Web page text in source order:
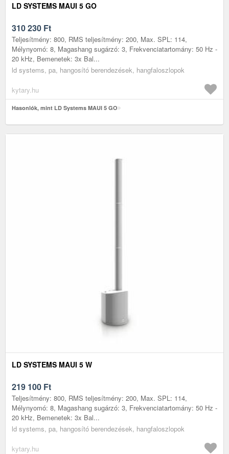
LD SYSTEMS MAUI 5 GO
310 230 Ft
Teljesítmény: 800, RMS teljesítmény: 200, Max. SPL: 114,
Mélynyomó: 8, Magashang sugárzó: 3, Frekvenciatartomány: 50 Hz -
20 kHz, Bemenetek: 3x Bal...
ld systems, pa, hangosító berendezések, hangfaloszlopok
kytary.hu
Hasonlók, mint LD Systems MAUI 5 GO
LD SYSTEMS MAUI 5 W
219 100 Ft
Teljesítmény: 800, RMS teljesítmény: 200, Max. SPL: 114,
Mélynyomó: 8, Magashang sugárzó: 3, Frekvenciatartomány: 50 Hz -
20 kHz, Bemenetek: 3x Bal...
ld systems, pa, hangosító berendezések, hangfaloszlopok
kytary.hu